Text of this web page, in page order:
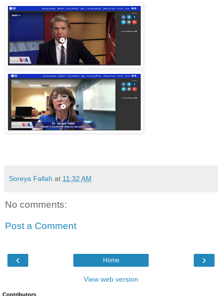
Soreya Fallah at 11:32 AM
No comments:
Post a Comment
‹ ›
Home
View web version
Contributors